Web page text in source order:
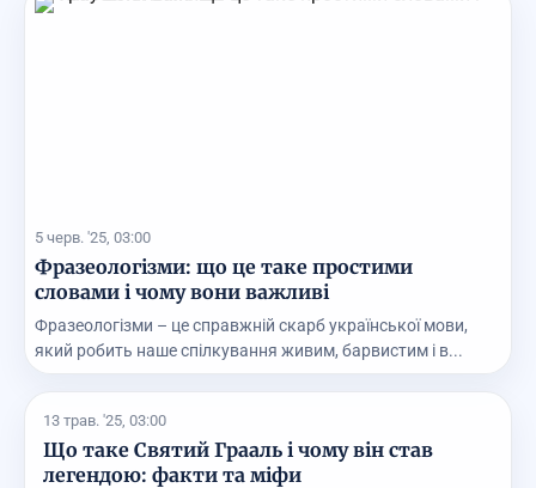
5 черв. '25, 03:00
Фразеологізми: що це таке простими
словами і чому вони важливі
Фразеологізми – це справжній скарб української мови,
який робить наше спілкування живим, барвистим і в...
13 трав. '25, 03:00
Що таке Святий Грааль і чому він став
легендою: факти та міфи